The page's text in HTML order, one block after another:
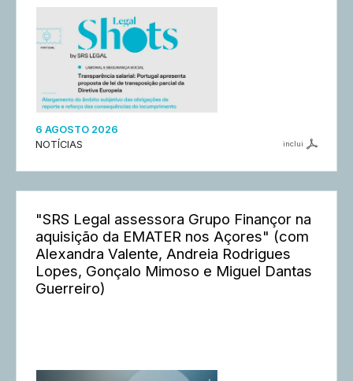
6 AGOSTO 2026
NOTÍCIAS
inclui
"SRS Legal assessora Grupo Finançor na
aquisição da EMATER nos Açores" (com
Alexandra Valente, Andreia Rodrigues
Lopes, Gonçalo Mimoso e Miguel Dantas
Guerreiro)